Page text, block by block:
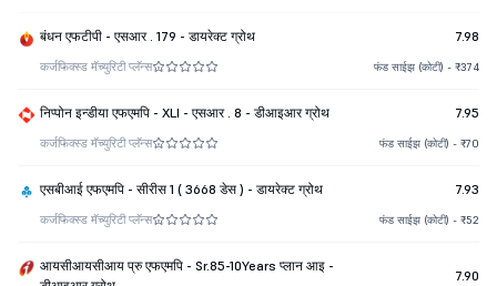
बंधन एफटीपी - एसआर . 179 - डायरेक्ट ग्रोथ 7.98
कर्जफिक्स्ड मॅच्युरिटी प्लॅन्स फंड साईझ (कोटी) - ₹374
निप्पोन इन्डीया एफएमपि - XLI - एसआर . 8 - डीआइआर ग्रोथ 7.95
कर्जफिक्स्ड मॅच्युरिटी प्लॅन्स फंड साईझ (कोटी) - ₹70
एसबीआई एफएमपि - सीरीस 1 ( 3668 डेस ) - डायरेक्ट ग्रोथ 7.93
कर्जफिक्स्ड मॅच्युरिटी प्लॅन्स फंड साईझ (कोटी) - ₹52
आयसीआयसीआय प्रु एफएमपि - Sr.85-10Years प्लान आइ -
7.90